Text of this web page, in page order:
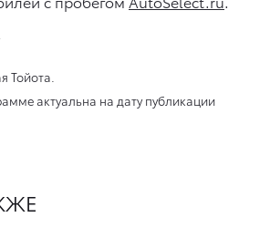
Тойота.
актуальна на дату публикации